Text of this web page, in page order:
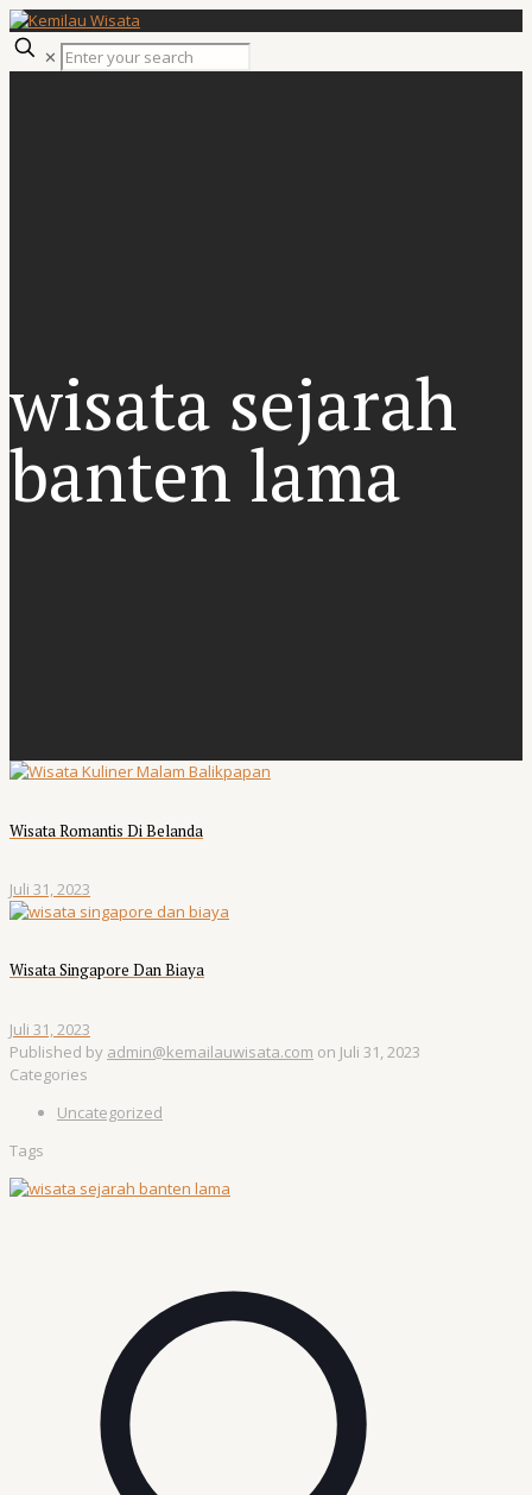
✕
wisata sejarah
banten lama
Wisata Romantis Di Belanda
Juli 31, 2023
Wisata Singapore Dan Biaya
Juli 31, 2023
Published by admin@kemailauwisata.com on Juli 31, 2023
Categories
Uncategorized
Tags